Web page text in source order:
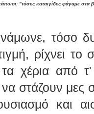
"τόσες καταιγίδες φάγαμε στα
τόσο
ρίχνει
χέρια από
στάζουν μες
και